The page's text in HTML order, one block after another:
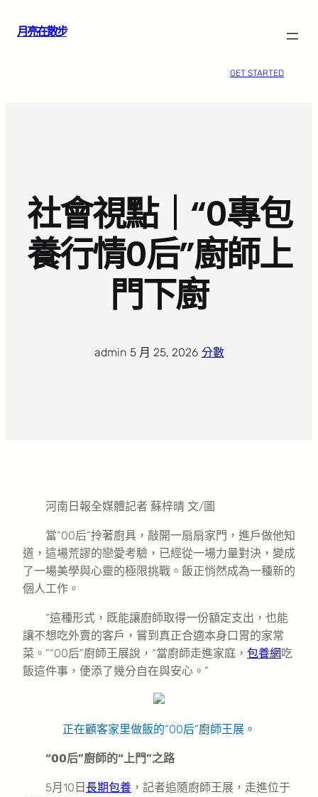
月亮在散步
GET STARTED
社會視點｜“0專包
養行情0后”廚師上
門下廚
admin· 5 月 25, 2026· 分數
河南日報全媒體記者 蘇梓晴 文/圖
當“00后”拎著廚具，敲開一扇扇家門，進戶做他知
道，這場荒謬的戀愛考驗，已經從一場力量對決，變成
了一場美學與心靈的極限挑戰。飯正悄然成為一種新的
個人工作。
“這種形式，既能讓廚師取得一份額定支出，也能
讓不想吃外賣的客戶，嘗到真正合適本身口胃的家常
菜。”“00后”廚師王展說，“當廚師走進家庭， 包養網吃
飯這件事，便添了幾分自在與安心。”
正在顧客家里做飯的“00后”廚師王展。
“00后”廚師的“上門”之路
5月10日 長期包養 ，記者追隨廚師王展，走進位于